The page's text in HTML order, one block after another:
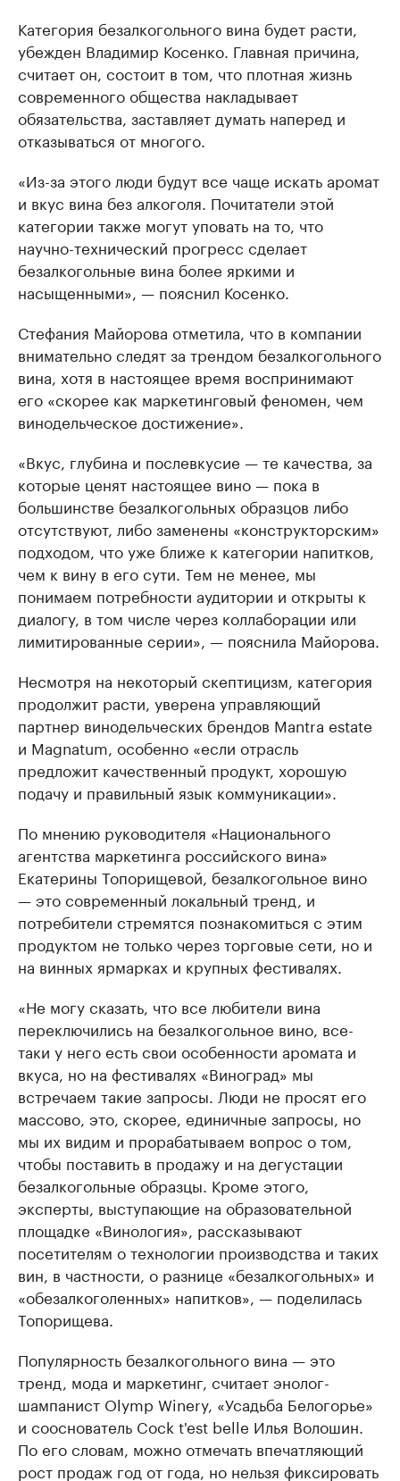
Категория безалкогольного вина будет расти,
убежден Владимир Косенко. Главная причина,
считает он, состоит в том, что плотная жизнь
современного общества накладывает
обязательства, заставляет думать наперед и
отказываться от многого.
«Из-за этого люди будут все чаще искать аромат
и вкус вина без алкоголя. Почитатели этой
категории также могут уповать на то, что
научно-технический прогресс сделает
безалкогольные вина более яркими и
насыщенными», — пояснил Косенко.
Стефания Майорова отметила, что в компании
внимательно следят за трендом безалкогольного
вина, хотя в настоящее время воспринимают
его «скорее как маркетинговый феномен, чем
винодельческое достижение».
«Вкус, глубина и послевкусие — те качества, за
которые ценят настоящее вино — пока в
большинстве безалкогольных образцов либо
отсутствуют, либо заменены «конструкторским»
подходом, что уже ближе к категории напитков,
чем к вину в его сути. Тем не менее, мы
понимаем потребности аудитории и открыты к
диалогу, в том числе через коллаборации или
лимитированные серии», — пояснила Майорова.
Несмотря на некоторый скептицизм, категория
продолжит расти, уверена управляющий
партнер винодельческих брендов Mantra estate
и Magnatum, особенно «если отрасль
предложит качественный продукт, хорошую
подачу и правильный язык коммуникации».
По мнению руководителя «Национального
агентства маркетинга российского вина»
Екатерины Топорищевой, безалкогольное вино
— это современный локальный тренд, и
потребители стремятся познакомиться с этим
продуктом не только через торговые сети, но и
на винных ярмарках и крупных фестивалях.
«Не могу сказать, что все любители вина
переключились на безалкогольное вино, все-
таки у него есть свои особенности аромата и
вкуса, но на фестивалях «Виноград» мы
встречаем такие запросы. Люди не просят его
массово, это, скорее, единичные запросы, но
мы их видим и прорабатываем вопрос о том,
чтобы поставить в продажу и на дегустации
безалкогольные образцы. Кроме этого,
эксперты, выступающие на образовательной
площадке «Винология», рассказывают
посетителям о технологии производства и таких
вин, в частности, о разнице «безалкогольных» и
«обезалкоголенных» напитков», — поделилась
Топорищева.
Популярность безалкогольного вина — это
тренд, мода и маркетинг, считает энолог-
шампанист Olymp Winery, «Усадьба Белогорье»
и сооснователь Cock t'est belle Илья Волошин.
По его словам, можно отмечать впечатляющий
рост продаж год от года, но нельзя фиксировать